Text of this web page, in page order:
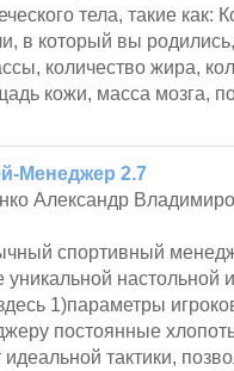
тела, такие
в который вы
количество жира,
кожи, масса мозга,
Менеджер 2.7
Александр
спортивный
уникальной настольной
1)параметры
постоянные
идеальной тактики,